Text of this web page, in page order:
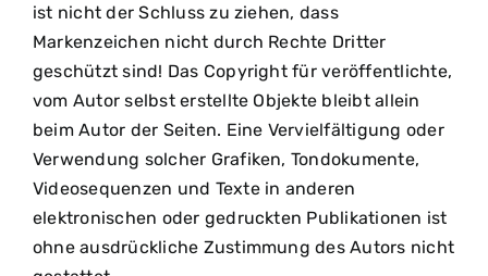
ist nicht der Schluss zu ziehen, dass
Markenzeichen nicht durch Rechte Dritter
geschützt sind! Das Copyright für veröffentlichte,
vom Autor selbst erstellte Objekte bleibt allein
beim Autor der Seiten. Eine Vervielfältigung oder
Verwendung solcher Grafiken, Tondokumente,
Videosequenzen und Texte in anderen
elektronischen oder gedruckten Publikationen ist
ohne ausdrückliche Zustimmung des Autors nicht